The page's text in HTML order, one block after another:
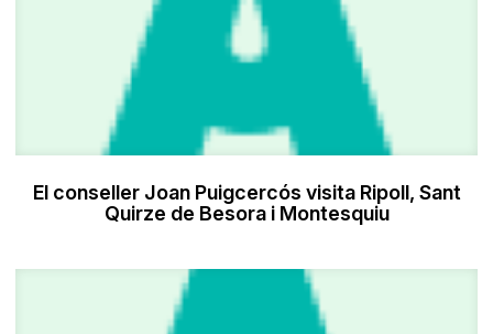
El conseller Joan Puigcercós visita Ripoll, Sant
Quirze de Besora i Montesquiu